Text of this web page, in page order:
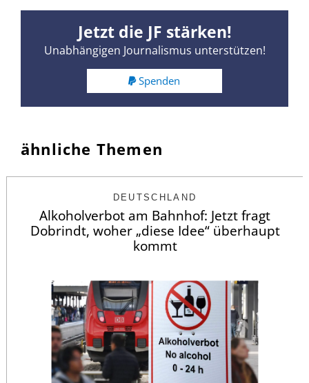
Jetzt die JF stärken!
Unabhängigen Journalismus unterstützen!
Spenden
ähnliche Themen
DEUTSCHLAND
Alkoholverbot am Bahnhof: Jetzt fragt
Dobrindt, woher „diese Idee“ überhaupt
kommt